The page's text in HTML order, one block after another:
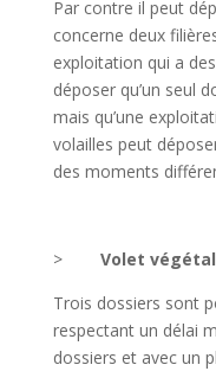
Par contre il peut
concerne deux
exploitation qui a
déposer qu’un seul
mais qu’une
volailles peut
des moments
> Volet végétal
Trois dossiers sont
respectant un délai
dossiers et avec un